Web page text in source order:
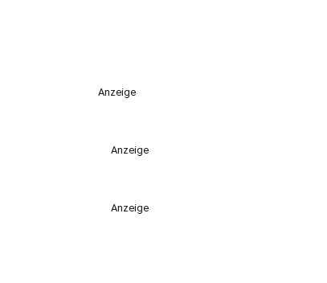
Anzeige
Anzeige
Anzeige